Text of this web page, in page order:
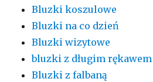
Bluzki koszulowe
Bluzki na co dzień
Bluzki wizytowe
bluzki z długim rękawem
Bluzki z falbaną